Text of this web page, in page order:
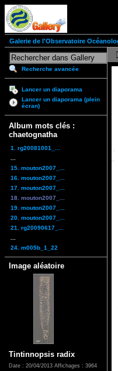
Galerie de l'Observatoire
Recherche avancée
Lancer un diaporama
Lancer un diaporama (plein
écran)
Album mots clés :
chaetognatha
1. rg20081001_...
15. mouton2007_...
16. mouton2007_...
17. mouton2007_...
18. mouton2007_...
19. mouton2007_...
20. mouton2007_...
21. rg20090617_...
24. m005b_1_22
Image aléatoire
Tintinnopsis radix
Date : 20/04/2013 Affichages : 3964